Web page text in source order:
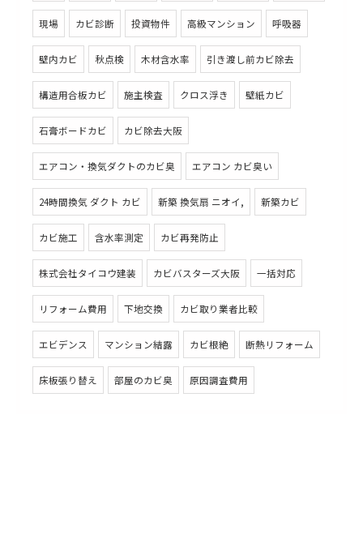
現場 カビ診断 投資物件 高級マンション 呼吸器
壁内カビ 秋点検 木材含水率 引き渡し前カビ除去
構造用合板カビ 施主検査 クロス浮き 壁紙カビ
石膏ボードカビ カビ除去大阪
エアコン・換気ダクトのカビ臭 エアコン カビ臭い
24時間換気 ダクト カビ 新築 換気扇 ニオイ, 新築カビ
カビ施工 含水率測定 カビ再発防止
株式会社タイコウ建装 カビバスターズ大阪 一括対応
リフォーム費用 下地交換 カビ取り業者比較
エビデンス マンション結露 カビ根絶 断熱リフォーム
床板張り替え 部屋のカビ臭 原因調査費用